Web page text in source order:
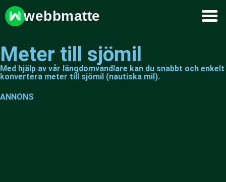
webbmatte
Meter till sjömil
Med hjälp av vår längdomvandlare kan du snabbt och enkelt
konvertera meter till sjömil (nautiska mil).
ANNONS